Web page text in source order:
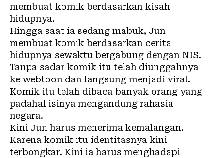
membuat komik berdasarkan kisah
hidupnya.
Hingga saat ia sedang mabuk, Jun
membuat komik berdasarkan cerita
hidupnya sewaktu bergabung dengan NIS.
Tanpa sadar komik itu telah diunggahnya
ke webtoon dan langsung menjadi viral.
Komik itu telah dibaca banyak orang yang
padahal isinya mengandung rahasia
negara.
Kini Jun harus menerima kemalangan.
Karena komik itu identitasnya kini
terbongkar. Kini ia harus menghadapi